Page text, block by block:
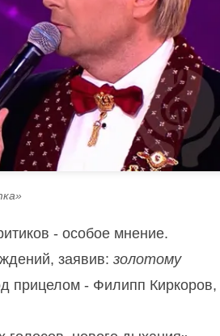
- особое мнение.
заявив: золотому
прицелом - Филипп Киркоров,